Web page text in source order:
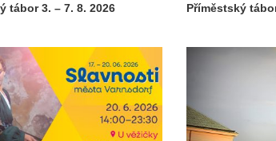
tábor 3. – 7. 8. 2026 Příměstský